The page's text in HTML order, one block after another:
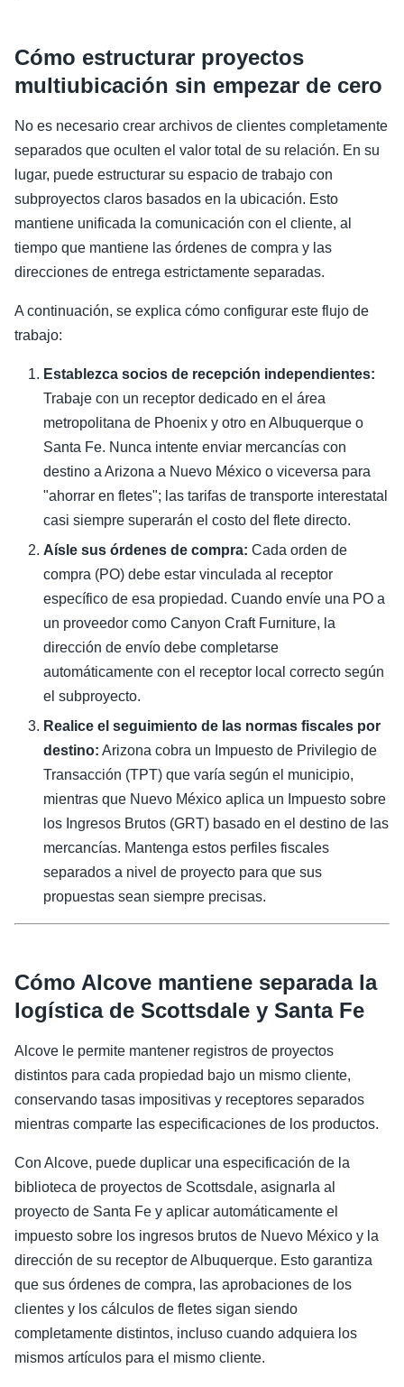
Cómo estructurar proyectos
multiubicación sin empezar de cero
No es necesario crear archivos de clientes completamente
separados que oculten el valor total de su relación. En su
lugar, puede estructurar su espacio de trabajo con
subproyectos claros basados en la ubicación. Esto
mantiene unificada la comunicación con el cliente, al
tiempo que mantiene las órdenes de compra y las
direcciones de entrega estrictamente separadas.
A continuación, se explica cómo configurar este flujo de
trabajo:
Establezca socios de recepción independientes:
Trabaje con un receptor dedicado en el área
metropolitana de Phoenix y otro en Albuquerque o
Santa Fe. Nunca intente enviar mercancías con
destino a Arizona a Nuevo México o viceversa para
"ahorrar en fletes"; las tarifas de transporte interestatal
casi siempre superarán el costo del flete directo.
Aísle sus órdenes de compra: Cada orden de
compra (PO) debe estar vinculada al receptor
específico de esa propiedad. Cuando envíe una PO a
un proveedor como Canyon Craft Furniture, la
dirección de envío debe completarse
automáticamente con el receptor local correcto según
el subproyecto.
Realice el seguimiento de las normas fiscales por
destino: Arizona cobra un Impuesto de Privilegio de
Transacción (TPT) que varía según el municipio,
mientras que Nuevo México aplica un Impuesto sobre
los Ingresos Brutos (GRT) basado en el destino de las
mercancías. Mantenga estos perfiles fiscales
separados a nivel de proyecto para que sus
propuestas sean siempre precisas.
Cómo Alcove mantiene separada la
logística de Scottsdale y Santa Fe
Alcove le permite mantener registros de proyectos
distintos para cada propiedad bajo un mismo cliente,
conservando tasas impositivas y receptores separados
mientras comparte las especificaciones de los productos.
Con Alcove, puede duplicar una especificación de la
biblioteca de proyectos de Scottsdale, asignarla al
proyecto de Santa Fe y aplicar automáticamente el
impuesto sobre los ingresos brutos de Nuevo México y la
dirección de su receptor de Albuquerque. Esto garantiza
que sus órdenes de compra, las aprobaciones de los
clientes y los cálculos de fletes sigan siendo
completamente distintos, incluso cuando adquiera los
mismos artículos para el mismo cliente.